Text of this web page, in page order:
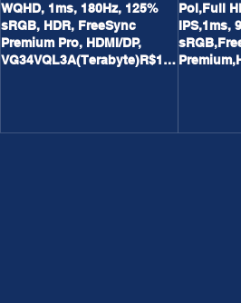
WQHD, 1ms, 180Hz, 125%
sRGB, HDR, FreeSync
Premium Pro, HDMI/DP,
VG34VQL3A(Terabyte)R$1.9
Pol,Full
IPS,1ms,